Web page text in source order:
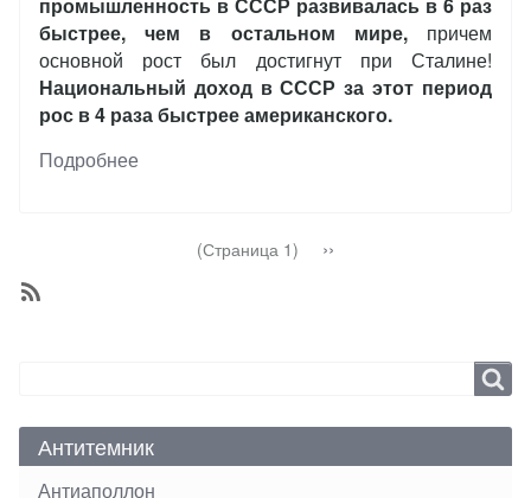
быстрее, чем в остальном мире, причем
основной рост был достигнут при Сталине!
Национальный доход в СССР за этот период
рос в 4 раза быстрее американского.
Подробнее
(Страница 1)
Следующая
››
Антитемник
Антиаполлон